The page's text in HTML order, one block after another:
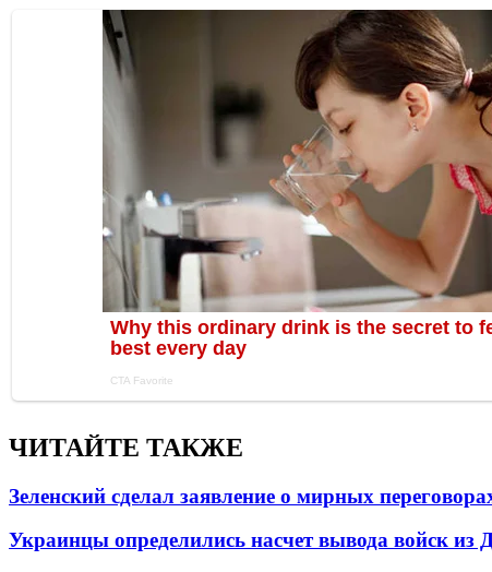
ЧИТАЙТЕ ТАКЖЕ
Зеленский сделал заявление о мирных
Украинцы определились насчет вывода войск из